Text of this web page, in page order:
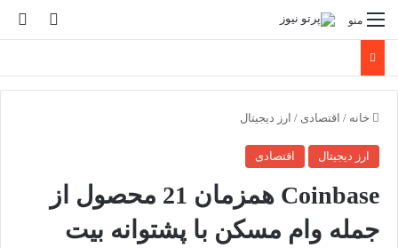
تغییر منو
خانه / اقتصادی / ارز دیجیتال
ارز دیجیتال اقتصادی
Coinbase همزمان 21 محصول از
جمله وام مسکن با پشتوانه بیت